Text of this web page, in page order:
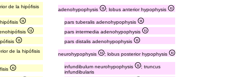
de la hipófisis
adenohypophysis ; lobus anterior hypophysis
pars tuberalis adenohypophysis
pars intermedia adenohypophysis
pars distalis adenohypophysis
de la hipófisis
neurohypophysis ; lobus posterior hypophysis
infundibulum neurohypophysis
; truncus
infundibularis